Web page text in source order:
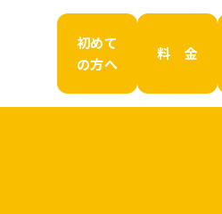
初めて
の方へ
料 金